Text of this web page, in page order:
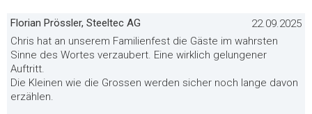
Florian Prössler, Steeltec AG
22.09.2025
Chris hat an unserem Familienfest die Gäste im wahrsten
Sinne des Wortes verzaubert. Eine wirklich gelungener
Auftritt.
Die Kleinen wie die Grossen werden sicher noch lange davon
erzählen.